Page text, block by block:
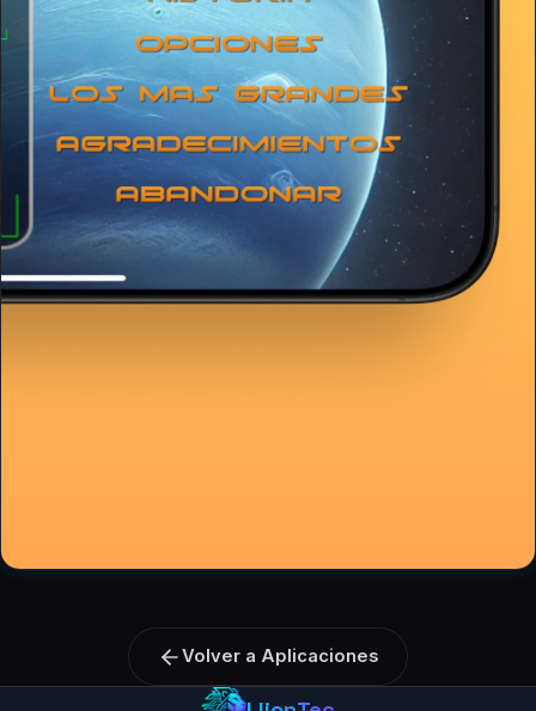
Volver a Aplicaciones